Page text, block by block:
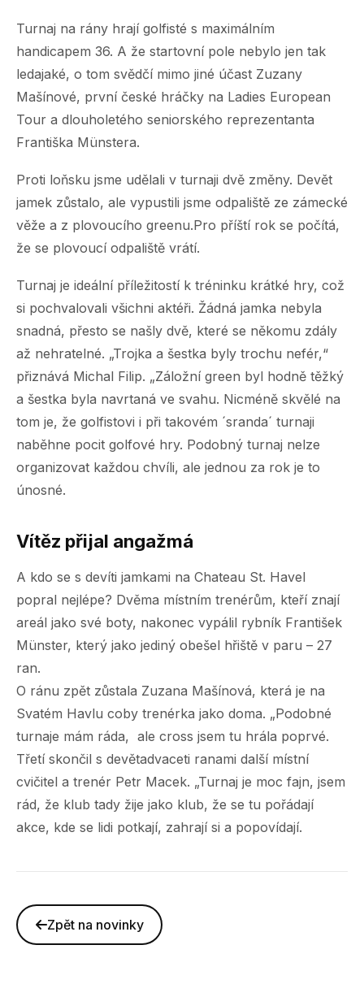
Turnaj na rány hrají golfisté s maximálním
handicapem 36. A že startovní pole nebylo jen tak
ledajaké, o tom svědčí mimo jiné účast Zuzany
Mašínové, první české hráčky na Ladies European
Tour a dlouholetého seniorského reprezentanta
Františka Münstera.
Proti loňsku jsme udělali v turnaji dvě změny. Devět
jamek zůstalo, ale vypustili jsme odpaliště ze zámecké
věže a z plovoucího greenu.Pro příští rok se počítá,
že se plovoucí odpaliště vrátí.
Turnaj je ideální příležitostí k tréninku krátké hry, což
si pochvalovali všichni aktéři. Žádná jamka nebyla
snadná, přesto se našly dvě, které se někomu zdály
až nehratelné. „Trojka a šestka byly trochu nefér,“
přiznává Michal Filip. „Záložní green byl hodně těžký
a šestka byla navrtaná ve svahu. Nicméně skvělé na
tom je, že golfistovi i při takovém ´sranda´ turnaji
naběhne pocit golfové hry. Podobný turnaj nelze
organizovat každou chvíli, ale jednou za rok je to
únosné.
Vítěz přijal angažmá
A kdo se s devíti jamkami na Chateau St. Havel
popral nejlépe? Dvěma místním trenérům, kteří znají
areál jako své boty, nakonec vypálil rybník František
Münster, který jako jediný obešel hřiště v paru – 27
ran.
O ránu zpět zůstala Zuzana Mašínová, která je na
Svatém Havlu coby trenérka jako doma. „Podobné
turnaje mám ráda, ale cross jsem tu hrála poprvé.
Třetí skončil s devětadvaceti ranami další místní
cvičitel a trenér Petr Macek. „Turnaj je moc fajn, jsem
rád, že klub tady žije jako klub, že se tu pořádají
akce, kde se lidi potkají, zahrají si a popovídají.
Zpět na novinky